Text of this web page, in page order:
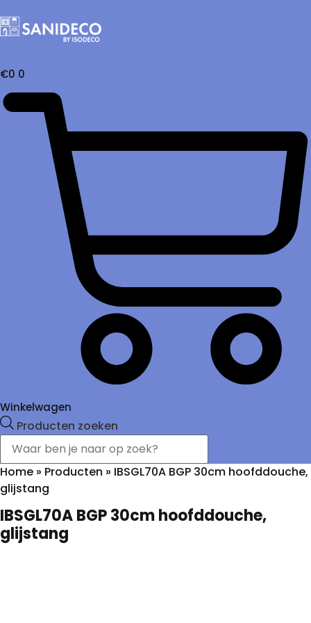
€0 0
Winkelwagen
Producten zoeken
Home » Producten » IBSGL70A BGP 30cm hoofddouche,
glijstang
IBSGL70A BGP 30cm hoofddouche,
glijstang